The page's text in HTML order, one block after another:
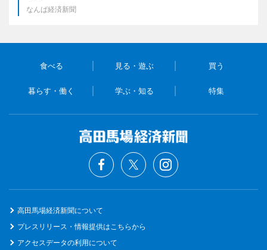
なんば経済新聞
食べる 見る・遊ぶ 買う
暮らす・働く 学ぶ・知る 特集
高田馬場経済新聞について
プレスリリース・情報提供はこちらから
アクセスデータの利用について